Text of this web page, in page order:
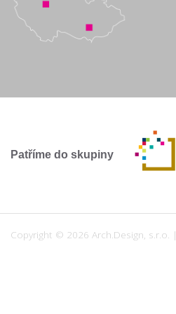
Patříme do skupiny
Copyright © 2026 Arch.Design, s.r.o. |